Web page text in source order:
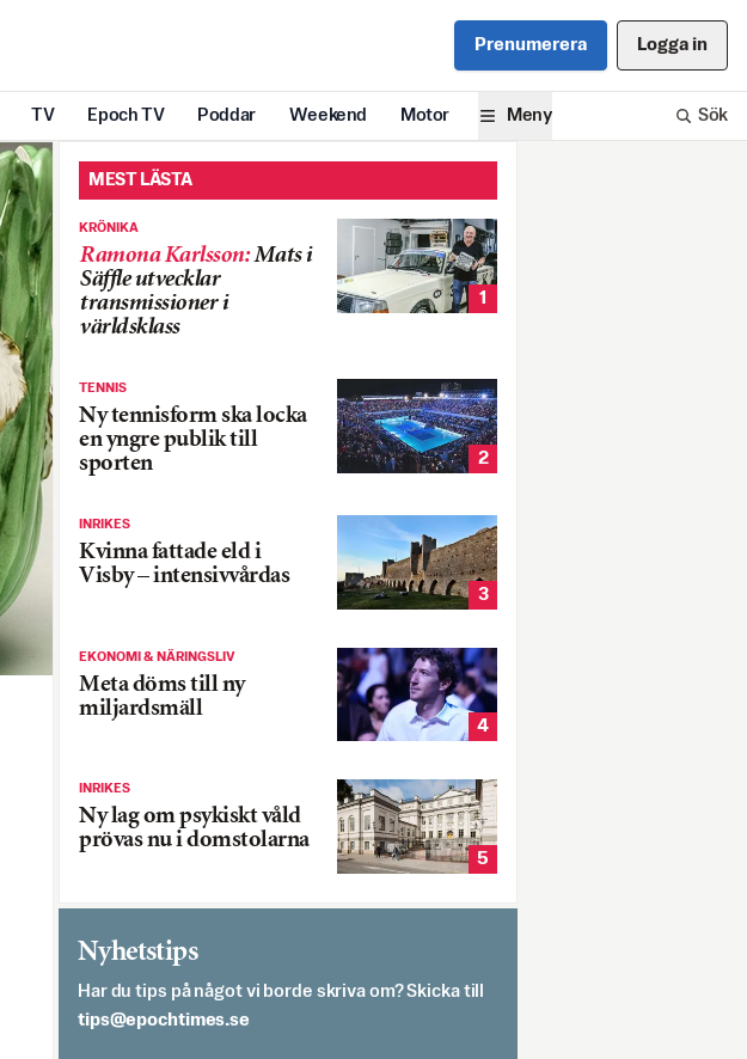
Prenumerera Logga in
TV Epoch TV Poddar Weekend Motor Meny Sök
MEST LÄSTA
KRÖNIKA
Ramona Karlsson:Mats i
Säffle utvecklar
transmissioner i
världsklass
1
TENNIS
Ny tennisform ska locka
en yngre publik till
sporten
2
INRIKES
Kvinna fattade eld i
Visby – intensivvårdas
3
EKONOMI & NÄRINGSLIV
Meta döms till ny
miljardsmäll
4
INRIKES
Ny lag om psykiskt våld
prövas nu i domstolarna
5
Nyhetstips
Har du tips på något vi borde skriva om? Skicka till
es.semithcope@spit